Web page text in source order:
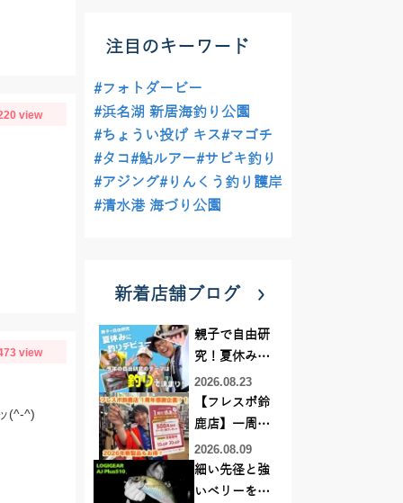
view
view
(^-^)
注目のキーワード
#フォトダービー
#浜名湖 新居海釣り公園
#ちょうい投げ キス#マゴチ
#タコ#鮎ルアー#サビキ釣り
#アジング#りんくう釣り護岸
#清水港 海づり公園
新着店舗ブログ
親子で自由研
究！夏休みに
釣りデビュー
2026.08.23
【フレスポ鈴
鹿店】一周年
記念セール開
催中！新製品
ルアーロッド
2026.08.09
細い先径と強
いベリーをど